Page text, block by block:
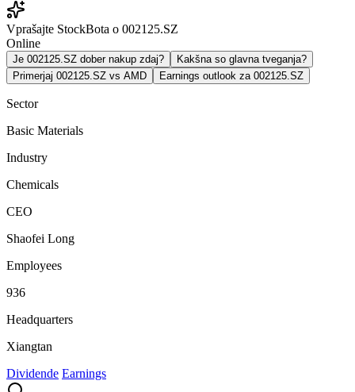
Vprašajte StockBota o 002125.SZ
Online
Je 002125.SZ dober nakup zdaj?
Kakšna so glavna tveganja?
Primerjaj 002125.SZ vs AMD
Earnings outlook za 002125.SZ
Sector
Basic Materials
Industry
Chemicals
CEO
Shaofei Long
Employees
936
Headquarters
Xiangtan
Dividende Earnings